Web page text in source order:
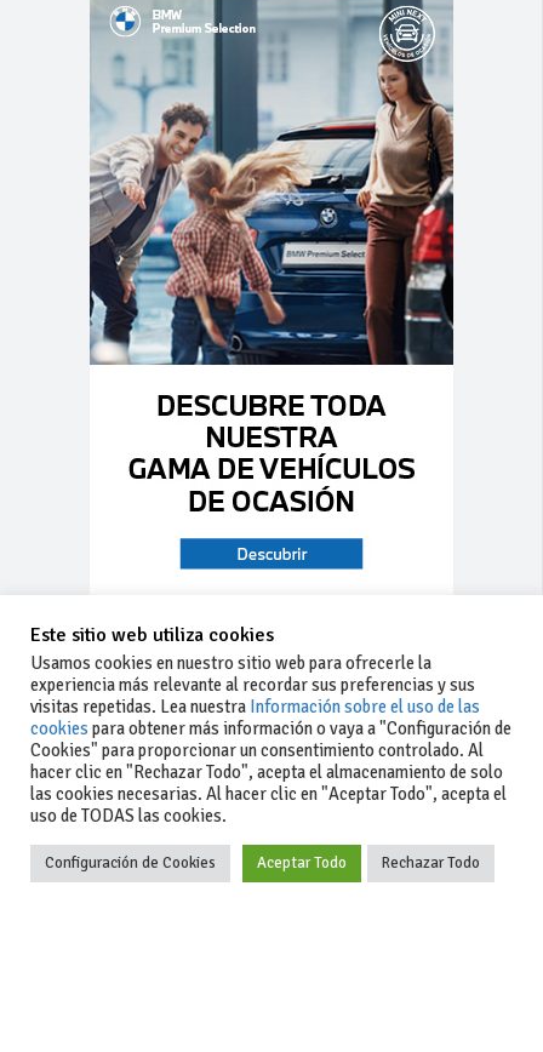
-Aviso legal
-Contacto
+34 627 35
Este sitio web utiliza cookies
Usamos cookies en nuestro sitio web para ofrecerle la
experiencia más relevante al recordar sus preferencias y sus
visitas repetidas. Lea nuestra Información sobre el uso de las
cookies para obtener más información o vaya a "Configuración de
Cookies" para proporcionar un consentimiento controlado. Al
hacer clic en "Rechazar Todo", acepta el almacenamiento de solo
las cookies necesarias. Al hacer clic en "Aceptar Todo", acepta el
uso de TODAS las cookies.
Configuración de Cookies Aceptar Todo Rechazar Todo